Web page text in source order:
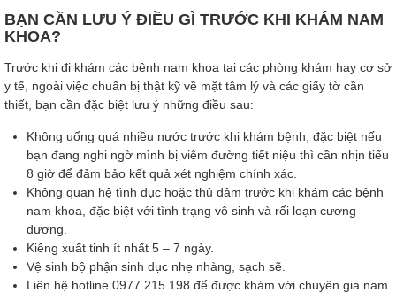
BẠN CẦN LƯU Ý ĐIỀU GÌ TRƯỚC KHI KHÁM NAM
KHOA?
Trước khi đi khám các bệnh nam khoa tại các phòng khám hay cơ sở
y tế, ngoài việc chuẩn bị thật kỹ về mặt tâm lý và các giấy tờ cần
thiết, bạn cần đặc biệt lưu ý những điều sau:
Không uống quá nhiều nước trước khi khám bệnh, đặc biệt nếu
bạn đang nghi ngờ mình bị viêm đường tiết niệu thì cần nhịn tiểu
8 giờ để đảm bảo kết quả xét nghiệm chính xác.
Không quan hệ tình dục hoặc thủ dâm trước khi khám các bệnh
nam khoa, đặc biệt với tình trạng vô sinh và rối loạn cương
dương.
Kiêng xuất tinh ít nhất 5 – 7 ngày.
Vệ sinh bộ phận sinh dục nhẹ nhàng, sạch sẽ.
Liên hệ hotline 0977 215 198 để được khám với chuyên gia nam